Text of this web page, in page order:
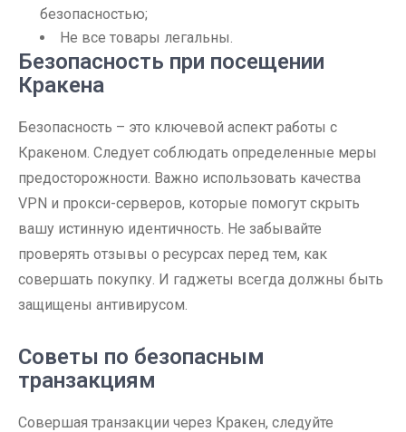
безопасностью;
Не все товары легальны.
Безопасность при посещении
Кракена
Безопасность – это ключевой аспект работы с
Кракеном. Следует соблюдать определенные меры
предосторожности. Важно использовать качества
VPN и прокси-серверов, которые помогут скрыть
вашу истинную идентичность. Не забывайте
проверять отзывы о ресурсах перед тем, как
совершать покупку. И гаджеты всегда должны быть
защищены антивирусом.
Советы по безопасным
транзакциям
Совершая транзакции через Кракен, следуйте